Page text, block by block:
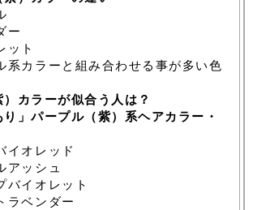
ー
ット
系カラーと組み合わせる事が多い色
カラーが似合う人は？
り」パープル（紫）系ヘアカラー・
イオレッド
アッシュ
バイオレット
ラベンダー